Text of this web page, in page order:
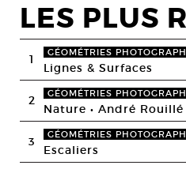
LES PLUS
1 GÉOMÉTRIES
Lignes & Surfaces
2 GÉOMÉTRIES
Nature • André Rouillé
3 GÉOMÉTRIES
Escaliers